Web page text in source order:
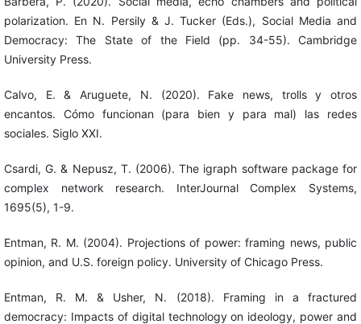
polarization. En N. Persily & J. Tucker (Eds.), Social Media and
Democracy: The State of the Field (pp. 34-55). Cambridge
University Press.
Calvo, E. & Aruguete, N. (2020). Fake news, trolls y otros
encantos. Cómo funcionan (para bien y para mal) las redes
sociales. Siglo XXI.
Csardi, G. & Nepusz, T. (2006). The igraph software package for
complex network research. InterJournal Complex Systems,
1695(5), 1-9.
Entman, R. M. (2004). Projections of power: framing news, public
opinion, and U.S. foreign policy. University of Chicago Press.
Entman, R. M. & Usher, N. (2018). Framing in a fractured
democracy: Impacts of digital technology on ideology, power and